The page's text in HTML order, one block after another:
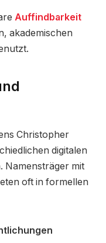
Auffindbarkeit
akademischen
Christopher
digitalen
Namensträger mit
oft in formellen